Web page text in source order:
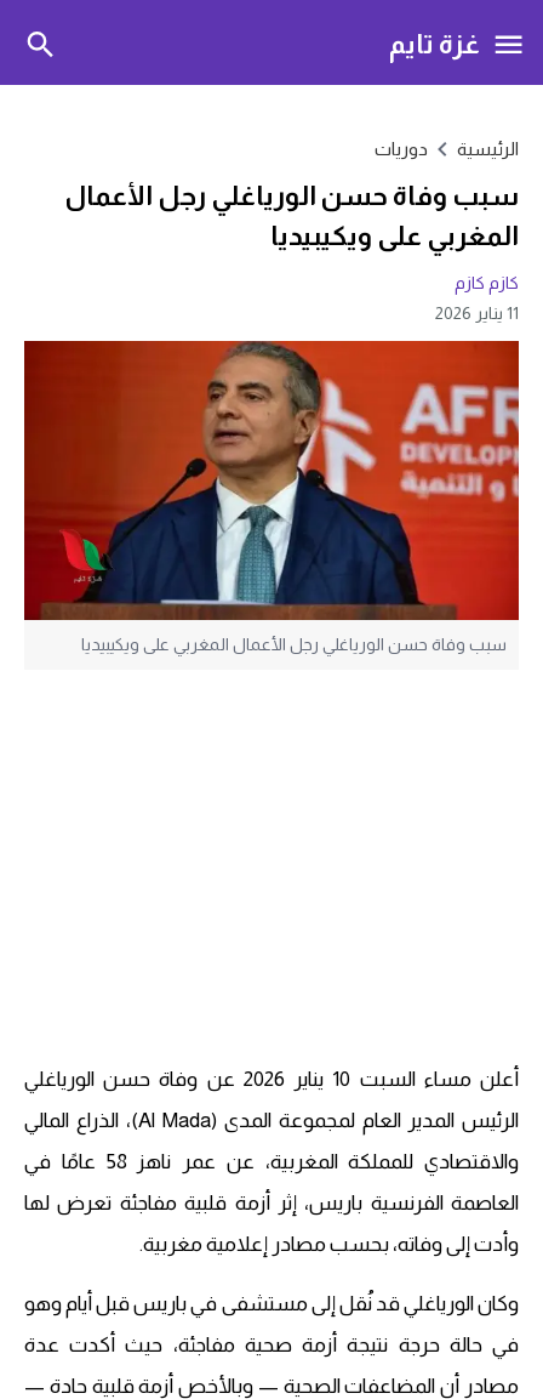
غزة تايم
الرئيسية دوريات
سبب وفاة حسن الورياغلي رجل الأعمال
المغربي على ويكيبيديا
كازم كازم
11 يناير 2026
سبب وفاة حسن الورياغلي رجل الأعمال المغربي على ويكيبيديا
أعلن مساء السبت 10 يناير 2026 عن وفاة حسن الورياغلي
الرئيس المدير العام لمجموعة المدى (Al Mada)، الذراع المالي
والاقتصادي للمملكة المغربية، عن عمر ناهز 58 عامًا في
العاصمة الفرنسية باريس، إثر أزمة قلبية مفاجئة تعرض لها
وأدت إلى وفاته، بحسب مصادر إعلامية مغربية.
وكان الورياغلي قد نُقل إلى مستشفى في باريس قبل أيام وهو
في حالة حرجة نتيجة أزمة صحية مفاجئة، حيث أكدت عدة
مصادر أن المضاعفات الصحية — وبالأخص أزمة قلبية حادة —